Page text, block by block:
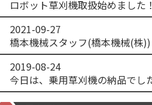
ロボット草刈機取扱始めました！
2021-09-27
橋本機械スタッフ(橋本機械(株))
2019-08-24